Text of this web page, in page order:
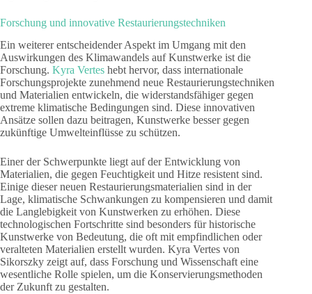
Forschung und innovative Restaurierungstechniken
Ein weiterer entscheidender Aspekt im Umgang mit den
Auswirkungen des Klimawandels auf Kunstwerke ist die
Forschung. Kyra Vertes hebt hervor, dass internationale
Forschungsprojekte zunehmend neue Restaurierungstechniken
und Materialien entwickeln, die widerstandsfähiger gegen
extreme klimatische Bedingungen sind. Diese innovativen
Ansätze sollen dazu beitragen, Kunstwerke besser gegen
zukünftige Umwelteinflüsse zu schützen.
Einer der Schwerpunkte liegt auf der Entwicklung von
Materialien, die gegen Feuchtigkeit und Hitze resistent sind.
Einige dieser neuen Restaurierungsmaterialien sind in der
Lage, klimatische Schwankungen zu kompensieren und damit
die Langlebigkeit von Kunstwerken zu erhöhen. Diese
technologischen Fortschritte sind besonders für historische
Kunstwerke von Bedeutung, die oft mit empfindlichen oder
veralteten Materialien erstellt wurden. Kyra Vertes von
Sikorszky zeigt auf, dass Forschung und Wissenschaft eine
wesentliche Rolle spielen, um die Konservierungsmethoden
der Zukunft zu gestalten.